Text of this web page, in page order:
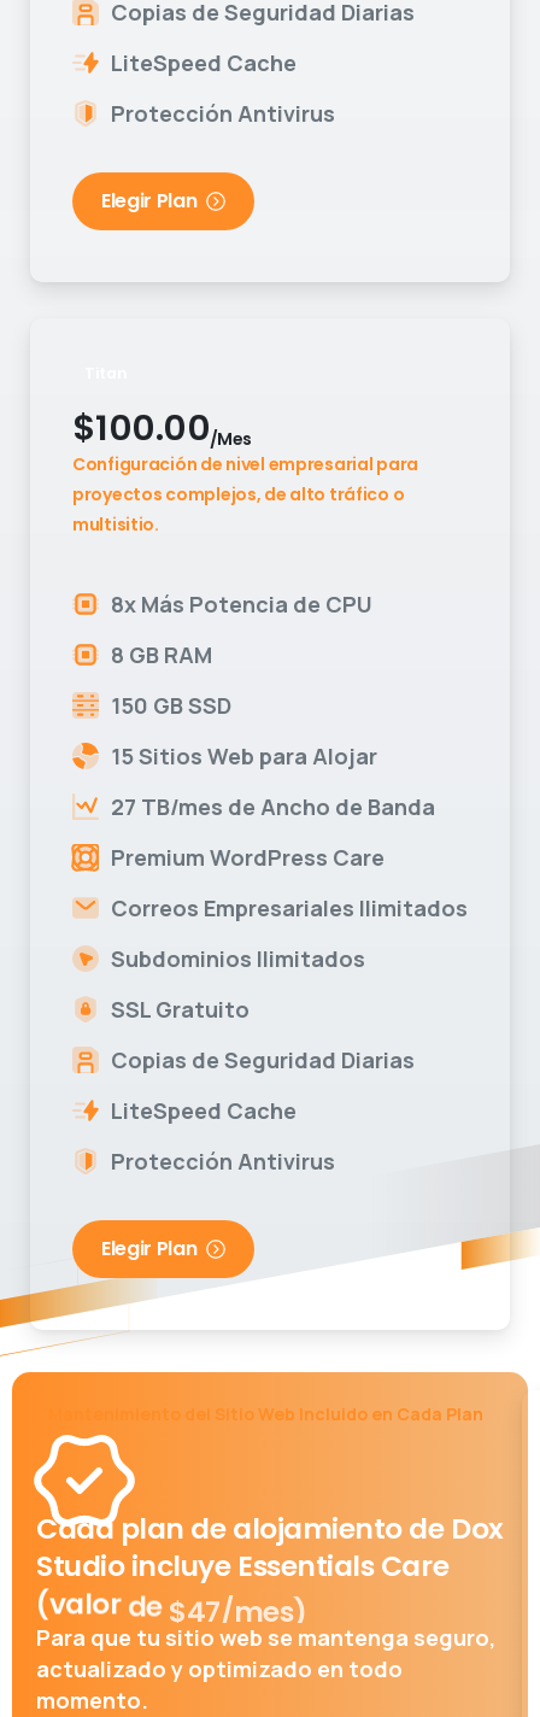
Copias de Seguridad Diarias
LiteSpeed Cache
Protección Antivirus
Elegir Plan
$100.00/Mes
Configuración de nivel empresarial para
proyectos complejos, de alto tráfico o
multisitio.
8x Más Potencia de CPU
8 GB RAM
150 GB SSD
15 Sitios Web para Alojar
27 TB/mes de Ancho de Banda
Premium WordPress Care
Correos Empresariales Ilimitados
Subdominios Ilimitados
SSL Gratuito
Copias de Seguridad Diarias
LiteSpeed Cache
Protección Antivirus
Elegir Plan
Mantenimiento del Sitio Web Incluido en Cada Plan
Cada plan dealojamientode Dox
Studio incluye Essentials Care
(valor de$47/mes)
Para que tu sitio web se mantenga seguro,
actualizado y optimizado en todo
momento.